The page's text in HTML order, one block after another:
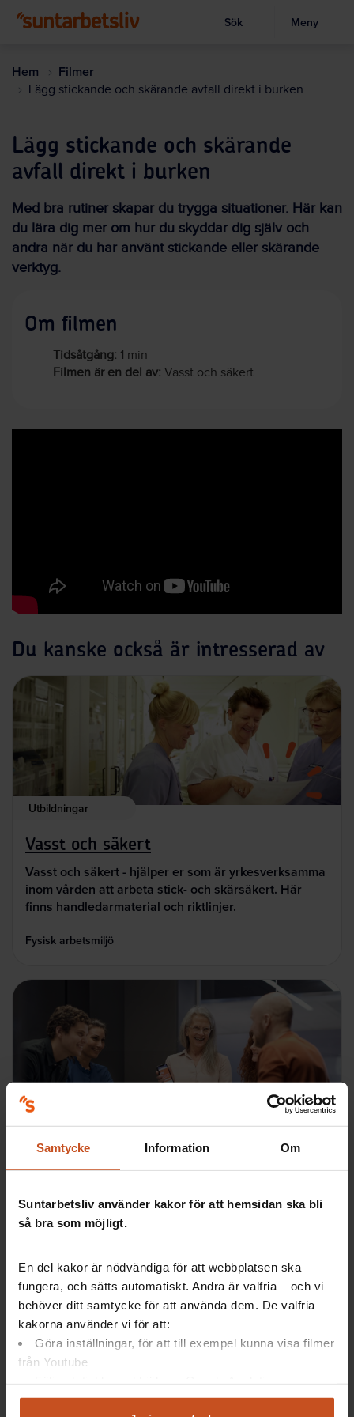
Samtycke Information Om
Suntarbetsliv använder kakor för att hemsidan ska bli
så bra som möjligt.
En del kakor är nödvändiga för att webbplatsen ska
fungera, och sätts automatiskt. Andra är valfria – och vi
behöver ditt samtycke för att använda dem. De valfria
kakorna använder vi för att:
Göra inställningar, för att till exempel kunna visa filmer
från Youtube
Analysera trafik för att kunna visa riktad information
huvudinnehållet
Visa sökruta
Sök Meny
Hem Filmer
Lägg stickande och skärande avfall direkt i burken
Lägg stickande och skärande
avfall direkt i burken
Med bra rutiner skapar du trygga situationer. Här kan
du lära dig mer om hur du skyddar dig själv och
andra när du har använt stickande eller skärande
verktyg.
Om filmen
Tidsåtgång: 1 min
Filmen är en del av: Vasst och säkert
Du kanske också är intresserad av
Utbildningar
Vasst och säkert
Vasst och säkert - hjälper er som är yrkesverksamma
inom vården att arbeta stick- och skärsäkert. Här
finns handledarmaterial och riktlinjer.
Fysisk arbetsmiljö
Digitala verktyg
Skyddsronder och checklistor
Checklistor, skyddsronder och mallar som underlättar
för det systematiska arbetsmiljöarbetet.